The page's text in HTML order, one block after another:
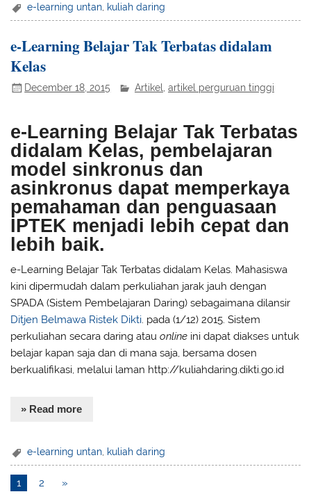
e-learning untan kuliah daring
e-Learning Belajar Tak Terbatas didalam
Kelas
December 18, 2015 Artikel ,artikel perguruan tinggi
e-Learning Belajar Tak Terbatas
didalam Kelas, pembelajaran
model sinkronus dan
asinkronus dapat memperkaya
pemahaman dan penguasaan
IPTEK menjadi lebih cepat dan
lebih baik.
e-Learning Belajar Tak Terbatas didalam Kelas. Mahasiswa
kini dipermudah dalam perkuliahan jarak jauh dengan
SPADA (Sistem Pembelajaran Daring) sebagaimana dilansir
Ditjen Belmawa Ristek Dikti. pada (1/12) 2015. Sistem
perkuliahan secara daring atauonline ini dapat diakses untuk
belajar kapan saja dan di mana saja, bersama dosen
berkualifikasi, melalui laman http://kuliahdaring.dikti.go.id
» Read more
e-learning untan kuliah daring
1 2 »